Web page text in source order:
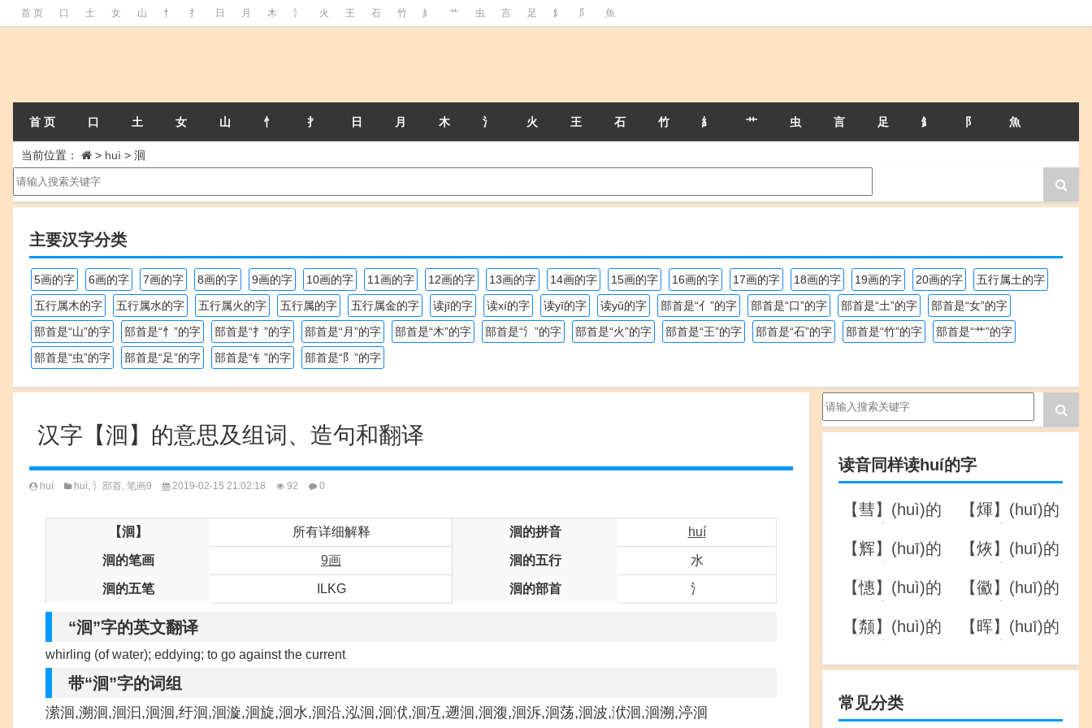
首 页 口 土 女 山 忄 扌 日 月 木 氵 火 王 石 竹 糹 艹 虫 言 足 釒 阝 魚
首 页 口 土 女 山 忄 扌 日 月 木 氵 火 王 石 竹 糹 艹 虫 言 足 釒 阝 魚
当前位置： > huì > 洄
主要汉字分类
5画的字 6画的字 7画的字 8画的字 9画的字 10画的字 11画的字 12画的字 13画的字 14画的字 15画的字 16画的字 17画的字 18画的字 19画的字 20画的字
五行属土的字
五行属木的字
五行属水的字 五行属火的字 五行属的字 五行属金的字 读jī的字 读xí的字 读yī的字 读yǔ的字 部首是“亻”的字 部首是“口”的字 部首是“土”的字
部首是“女”的字
部首是“山”的字
部首是“忄”的字 部首是“扌”的字 部首是“月”的字 部首是“木”的字 部首是“氵”的字 部首是“火”的字 部首是“王”的字 部首是“石”的字 部首是“竹”的字
部首是“艹”的字
部首是“虫”的字
部首是“足”的字 部首是“钅”的字 部首是“阝”的字
汉字【洄】的意思及组词、造句和翻译
huí huì, 氵部首, 笔画9 2019-02-15 21:02:18 92 0
【洄】 所有详细解释 洄的拼音 huí
洄的笔画 9画 洄的五行 水
洄的五笔 ILKG 洄的部首 氵
“洄”字的英文翻译
whirling (of water); eddying; to go against the current
带“洄”字的词组
潆洄,溯洄,洄汩,洄洄,纡洄,洄漩,洄旋,洄水,洄沿,泓洄,洄洑,洄冱,遡洄,洄澓,洄泝,洄荡,洄波,洑洄,洄溯,渟洄
读音同样读huí的字
【彗】(huì)的
【煇】(huī)的
【辉】(huī)的
【烣】(huī)的
【憓】(huì)的
【鰴】(huī)的
【颒】(huì)的
【晖】(huī)的
常见分类